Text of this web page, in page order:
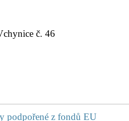
č. 46
podpořené z fondů EU